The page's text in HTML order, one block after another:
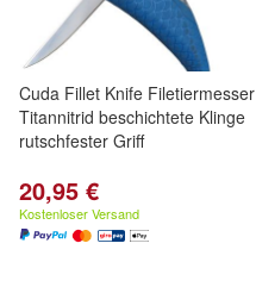
Cuda Fillet Knife Filetiermesser
Titannitrid beschichtete Klinge
rutschfester Griff
20,95 €
Kostenloser Versand